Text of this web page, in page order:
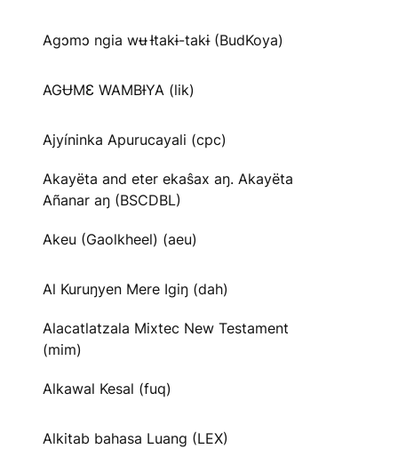
Agɔmɔ ngia wʉ Ɨtakɨ-takɨ (BudKoya)
AGɄMƐ WAMBƗYA (lik)
Ajyíninka Apurucayali (cpc)
Akayëta and eter ekaŝax aŋ. Akayëta
Añanar aŋ (BSCDBL)
Akeu (Gaolkheel) (aeu)
Al Kuruŋyen Mere Igiŋ (dah)
Alacatlatzala Mixtec New Testament
(mim)
Alkawal Kesal (fuq)
Alkitab bahasa Luang (LEX)